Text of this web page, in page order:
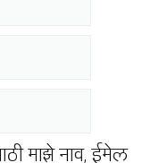
माझे नाव, ईमेल